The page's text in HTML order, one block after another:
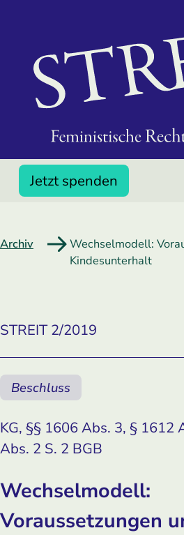
Jetzt spenden
Archiv
Wechselmodell:
Kindesunterhalt
STREIT 2/2019
Beschluss
KG, §§ 1606 Abs. 3, § 1612
Abs. 2 S. 2 BGB
Wechselmodell:
Voraussetzungen